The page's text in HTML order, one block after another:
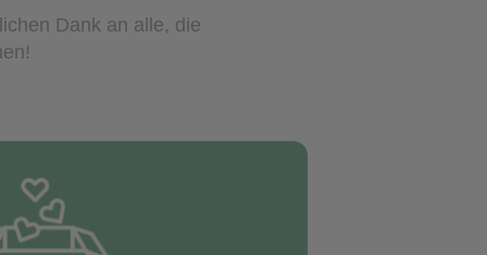
Dank an alle, die